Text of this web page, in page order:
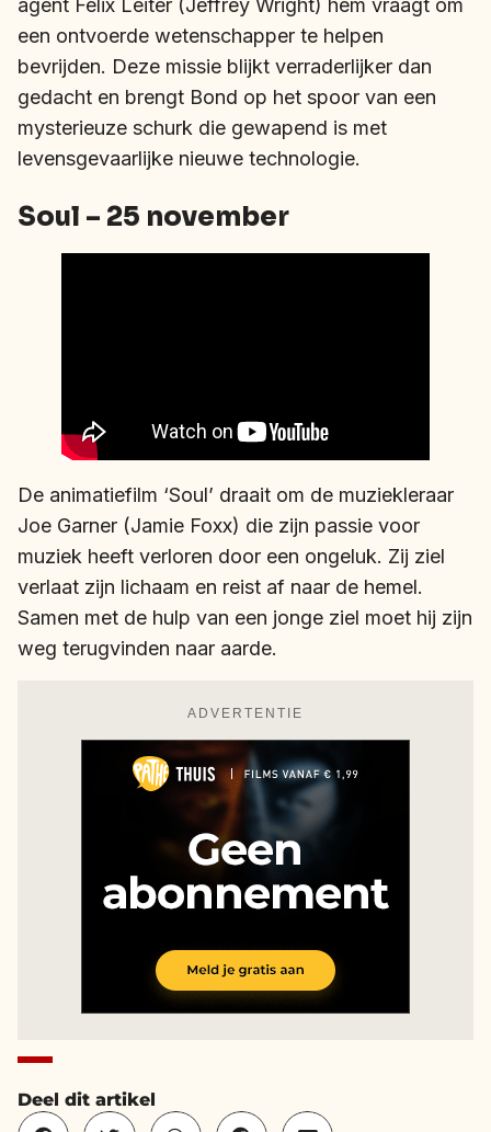
agent Felix Leiter (Jeffrey Wright) hem vraagt om
een ontvoerde wetenschapper te helpen
bevrijden. Deze missie blijkt verraderlijker dan
gedacht en brengt Bond op het spoor van een
mysterieuze schurk die gewapend is met
levensgevaarlijke nieuwe technologie.
Soul – 25 november
De animatiefilm ‘Soul’ draait om de muziekleraar
Joe Garner (Jamie Foxx) die zijn passie voor
muziek heeft verloren door een ongeluk. Zij ziel
verlaat zijn lichaam en reist af naar de hemel.
Samen met de hulp van een jonge ziel moet hij zijn
weg terugvinden naar aarde.
ADVERTENTIE
Deel dit artikel